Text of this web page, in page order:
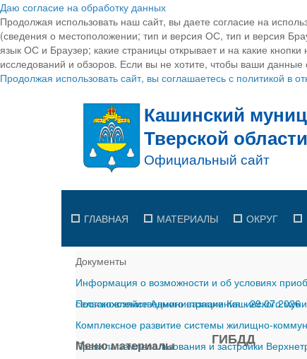
Даю согласие на обработку данных
Продолжая использовать наш сайт, вы даете согласие на
(сведения о местоположении; тип и версия ОС, тип и версия
язык ОС и Браузер; какие страницы открывает и на какие
исследований и обзоров. Если вы не хотите, чтобы ваши данные
Продолжая использовать сайт, вы соглашаетесь с политикой в
ГЛАВНАЯ МАТЕРИАЛЫ ОКРУГ
Документы
Информация о возможности и об условиях
сельскохозяйственного назначения-29.07.2026
Постановление Администрации Кашинского
Комплексное развитие системы жилищно-
Правила землепользования и застройки
Меню материалы
ГИБДД